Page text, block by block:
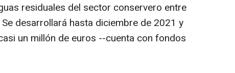
residuales del sector conservero entre
desarrollará hasta diciembre de 2021 y
un millón de euros --cuenta con fondos